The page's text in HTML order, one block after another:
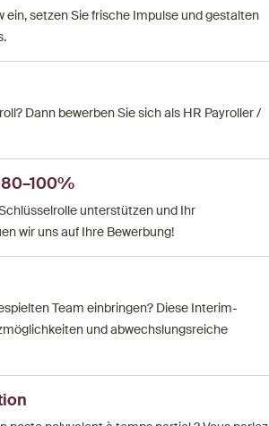
ein, setzen Sie frische Impulse und gestalten
Dann bewerben Sie sich als HR Payroller /
unterstützen und Ihr
wir uns auf Ihre Bewerbung!
Team einbringen? Diese Interim-
und abwechslungsreiche